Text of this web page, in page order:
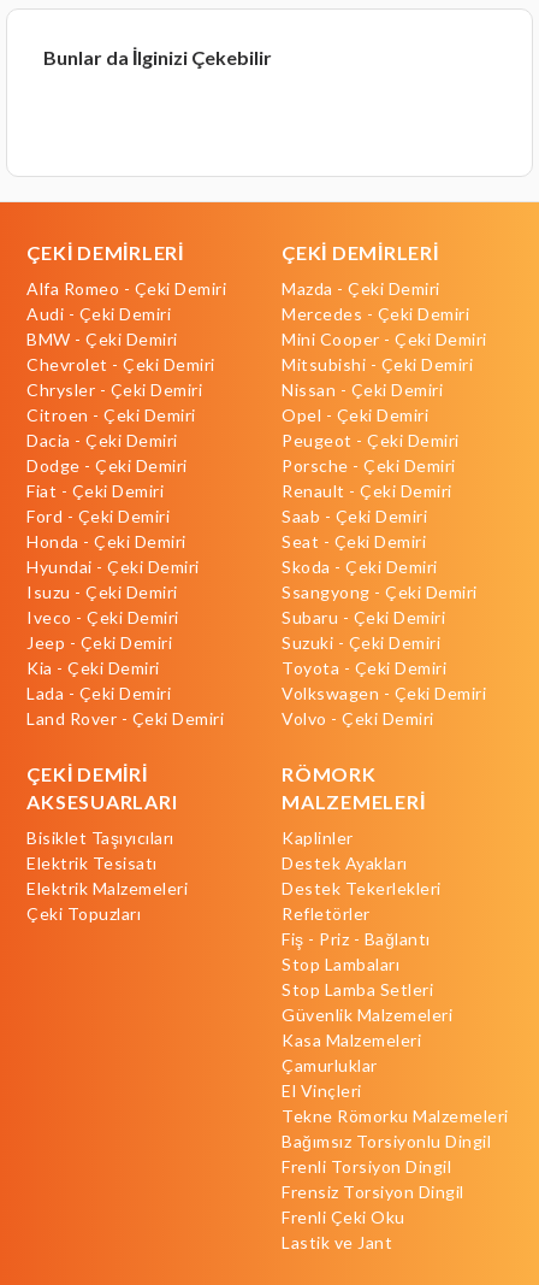
Bunlar da İlginizi Çekebilir
ÇEKİ DEMİRLERİ
Alfa Romeo - Çeki Demiri
Audi - Çeki Demiri
BMW - Çeki Demiri
Chevrolet - Çeki Demiri
Chrysler - Çeki Demiri
Citroen - Çeki Demiri
Dacia - Çeki Demiri
Dodge - Çeki Demiri
Fiat - Çeki Demiri
Ford - Çeki Demiri
Honda - Çeki Demiri
Hyundai - Çeki Demiri
Isuzu - Çeki Demiri
Iveco - Çeki Demiri
Jeep - Çeki Demiri
Kia - Çeki Demiri
Lada - Çeki Demiri
Land Rover - Çeki Demiri
ÇEKİ DEMİRLERİ
Mazda - Çeki Demiri
Mercedes - Çeki Demiri
Mini Cooper - Çeki Demiri
Mitsubishi - Çeki Demiri
Nissan - Çeki Demiri
Opel - Çeki Demiri
Peugeot - Çeki Demiri
Porsche - Çeki Demiri
Renault - Çeki Demiri
Saab - Çeki Demiri
Seat - Çeki Demiri
Skoda - Çeki Demiri
Ssangyong - Çeki Demiri
Subaru - Çeki Demiri
Suzuki - Çeki Demiri
Toyota - Çeki Demiri
Volkswagen - Çeki Demiri
Volvo - Çeki Demiri
ÇEKİ DEMİRİ
AKSESUARLARI
Bisiklet Taşıyıcıları
Elektrik Tesisatı
Elektrik Malzemeleri
Çeki Topuzları
RÖMORK
MALZEMELERİ
Kaplinler
Destek Ayakları
Destek Tekerlekleri
Refletörler
Fiş - Priz - Bağlantı
Stop Lambaları
Stop Lamba Setleri
Güvenlik Malzemeleri
Kasa Malzemeleri
Çamurluklar
El Vinçleri
Tekne Römorku Malzemeleri
Bağımsız Torsiyonlu Dingil
Frenli Torsiyon Dingil
Frensiz Torsiyon Dingil
Frenli Çeki Oku
Lastik ve Jant